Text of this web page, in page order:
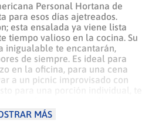
Personal Hortana de
para esos días ajetreados.
esta ensalada ya viene lista
tiempo valioso en la cocina. Su
inigualable te encantarán,
de siempre. Es ideal para
en la oficina, para una cena
a un picnic improvisado con
gusto que solo Hortana te
MÁS